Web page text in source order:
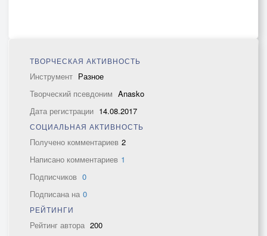
ТВОРЧЕСКАЯ АКТИВНОСТЬ
Инструмент Разное
Творческий псевдоним Anasko
Дата регистрации 14.08.2017
СОЦИАЛЬНАЯ АКТИВНОСТЬ
Получено комментариев 2
Написано комментариев 1
Подписчиков 0
Подписана на 0
РЕЙТИНГИ
Рейтинг автора 200